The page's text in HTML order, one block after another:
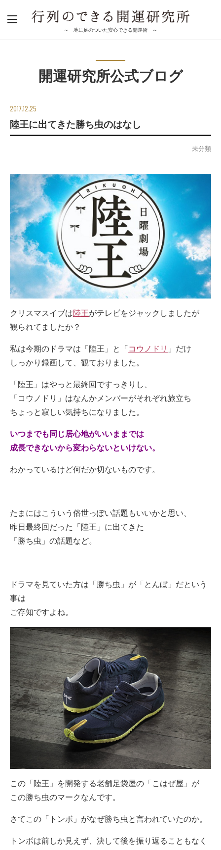
～ 地に足のついた安心できる開運術 ～
開運研究所公式ブログ
2017.12.25
陸王に出てきた勝ち虫のはなし
未分類
クリスマスイブは陸王がテレビをジャックしましたが
観られてましたか？
私は今期のドラマは「陸王」と「 コウノドリ 」だけ
しっかり録画して、観ておりました。
「陸王」はやっと最終回ですっきりし、
「コウノドリ」はなんかメンバーがそれぞれ旅立ち
ちょっと寂しい気持ちになりました。
いつまでも同じ居心地がいいままでは
成長できないから変わらないといけない。
わかっているけど何だか切ないものです。
たまにはこういう俗世っぽい話題もいいかと思い、
昨日最終回だった「陸王」に出てきた
「勝ち虫」の話題など。
ドラマを見ていた方は「勝ち虫」が「とんぼ」だという
事は
ご存知ですよね。
この「陸王」を開発する老舗足袋屋の「こはぜ屋」が
この勝ち虫のマークなんです。
さてこの「トンボ」がなぜ勝ち虫と言われていたのか。
トンボは前しか見えず、決して後を振り返ることもなく